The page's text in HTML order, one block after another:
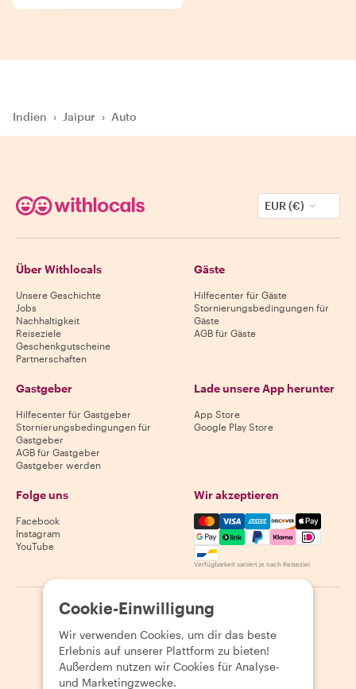
Indien › Jaipur › Auto
EUR (€)
Über Withlocals
Unsere Geschichte
Jobs
Nachhaltigkeit
Reiseziele
Geschenkgutscheine
Partnerschaften
Gäste
Hilfecenter für Gäste
Stornierungsbedingungen für
Gäste
AGB für Gäste
Gastgeber
Hilfecenter für Gastgeber
Stornierungsbedingungen für
Gastgeber
AGB für Gastgeber
Gastgeber werden
Lade unsere App herunter
App Store
Google Play Store
Folge uns
Facebook
Instagram
YouTube
Wir akzeptieren
Mastercard, Visa, Amex,
Verfügbarkeit variiert je nach Reiseziel
2026 Withlocals.com | Datenschutzerklärung
Seitenübersicht
Cookie-Einwilligung
Wir verwenden Cookies, um dir das beste
Erlebnis auf unserer Plattform zu bieten!
Außerdem nutzen wir Cookies für Analyse-
und Marketingzwecke.